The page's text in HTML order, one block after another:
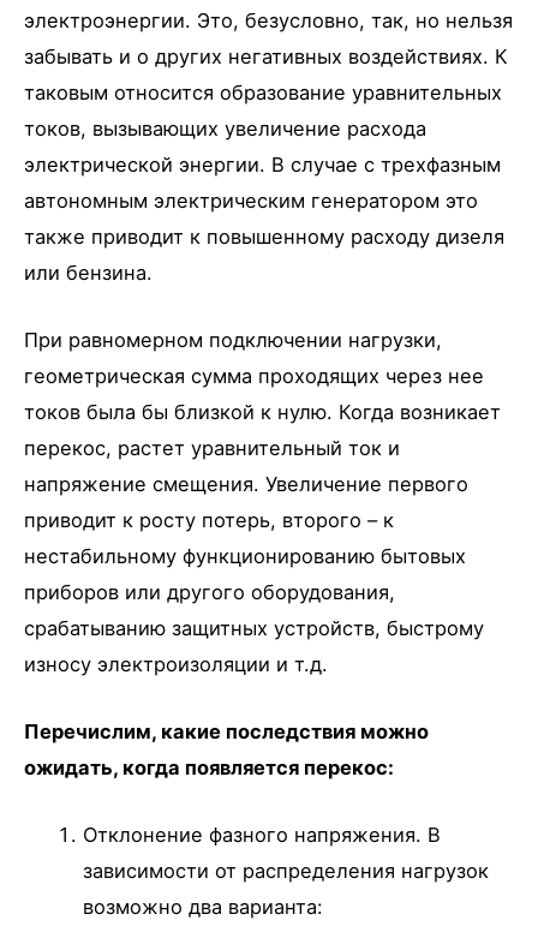
электроэнергии. Это, безусловно, так, но нельзя
забывать и о других негативных воздействиях. К
таковым относится образование уравнительных
токов, вызывающих увеличение расхода
электрической энергии. В случае с трехфазным
автономным электрическим генератором это
также приводит к повышенному расходу дизеля
или бензина.
При равномерном подключении нагрузки,
геометрическая сумма проходящих через нее
токов была бы близкой к нулю. Когда возникает
перекос, растет уравнительный ток и
напряжение смещения. Увеличение первого
приводит к росту потерь, второго – к
нестабильному функционированию бытовых
приборов или другого оборудования,
срабатыванию защитных устройств, быстрому
износу электроизоляции и т.д.
Перечислим, какие последствия можно
ожидать, когда появляется перекос:
Отклонение фазного напряжения. В
зависимости от распределения нагрузок
возможно два варианта: